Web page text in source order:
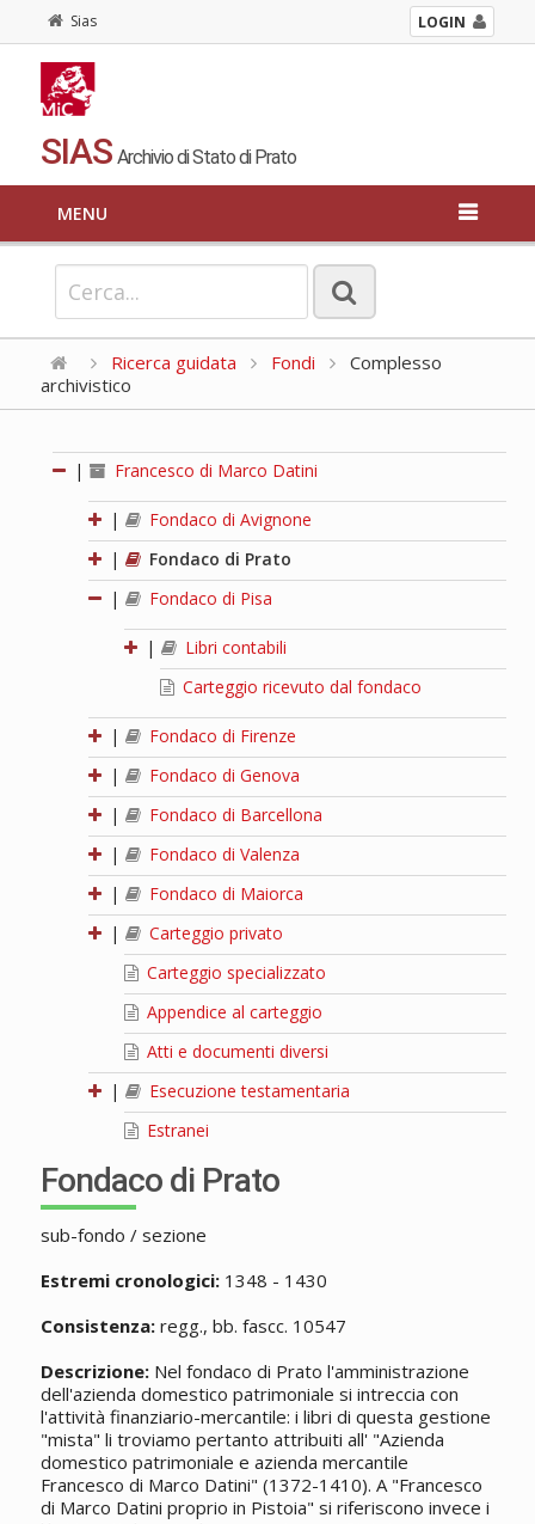
Sias LOGIN
SIAS Archivio di Stato di Prato
MENU
Ricerca guidata Fondi
Complesso
archivistico
| Francesco di Marco Datini
|
Fondaco di Avignone
|
Fondaco di Prato
|
Fondaco di Pisa
|
Libri contabili
Carteggio ricevuto dal fondaco
|
Fondaco di Firenze
|
Fondaco di Genova
|
Fondaco di Barcellona
|
Fondaco di Valenza
|
Fondaco di Maiorca
|
Carteggio privato
Carteggio specializzato
Appendice al carteggio
Atti e documenti diversi
|
Esecuzione testamentaria
Estranei
Fondaco di Prato
sub-fondo / sezione
Estremi cronologici:1348 - 1430
Consistenza:regg., bb. fascc. 10547
Descrizione:Nel fondaco di Prato l'amministrazione
dell'azienda domestico patrimoniale si intreccia con
l'attività finanziario-mercantile: i libri di questa gestione
"mista" li troviamo pertanto attribuiti all' "Azienda
domestico patrimoniale e azienda mercantile
Francesco di Marco Datini" (1372-1410). A "Francesco
di Marco Datini proprio in Pistoia" si riferiscono invece i